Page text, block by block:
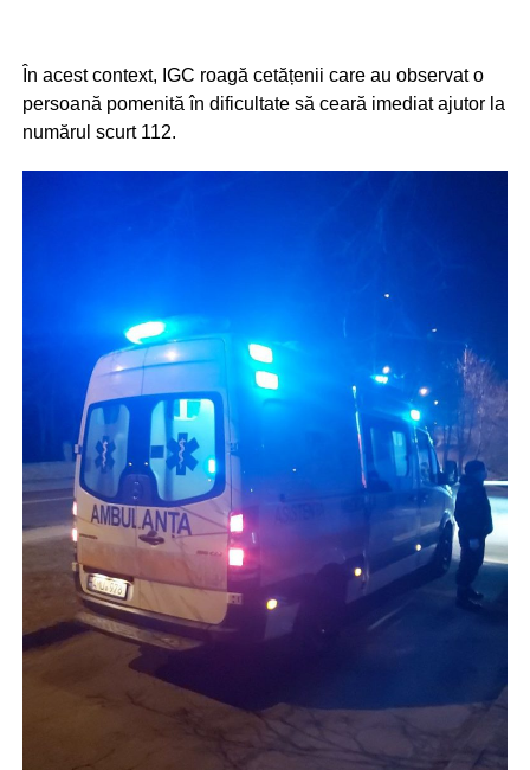
În acest context, IGC roagă cetățenii care au observat o
persoană pomenită în dificultate să ceară imediat ajutor la
numărul scurt 112.